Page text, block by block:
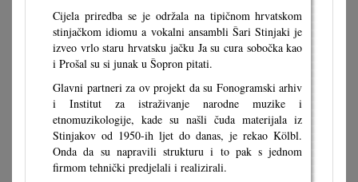
Cijela priredba se je održala na tipičnom hrvatskom
stinjačkom idiomu a vokalni ansambli Šari Stinjaki je
izveo vrlo staru hrvatsku jačku Ja su cura sobočka kao
i Prošal su si junak u Šopron pitati.
Glavni partneri za ov projekt da su Fonogramski arhiv
i Institut za istraživanje narodne muzike i
etnomuzikologije, kade su našli čuda materijala iz
Stinjakov od 1950-ih ljet do danas, je rekao Kölbl.
Onda da su napravili strukturu i to pak s jednom
firmom tehnički predjelali i realizirali.